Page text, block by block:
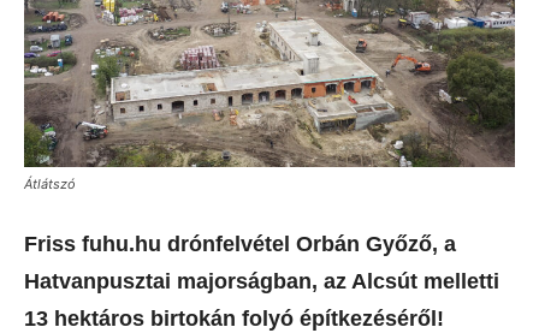
Átlátszó
Friss fuhu.hu drónfelvétel Orbán Győző, a
Hatvanpusztai majorságban, az Alcsút melletti
13 hektáros birtokán folyó építkezéséről!